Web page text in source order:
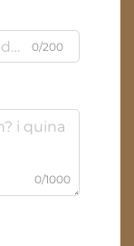
0/200
0/1000